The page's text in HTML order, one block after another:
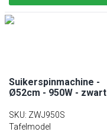
Suikerspinmachine -
Ø52cm - 950W - zwart
SKU: ZWJ950S
Tafelmodel